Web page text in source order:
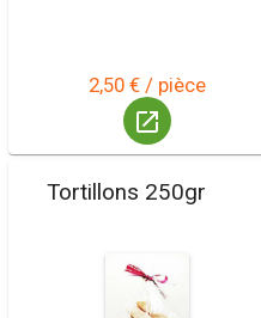
2,50 € / pièce
launch
Tortillons 250gr